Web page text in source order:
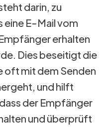
darin, zu
eine E-Mail vom
erhalten
Dies beseitigt die
oft mit dem Senden
und hilft
der Empfänger
und überprüft